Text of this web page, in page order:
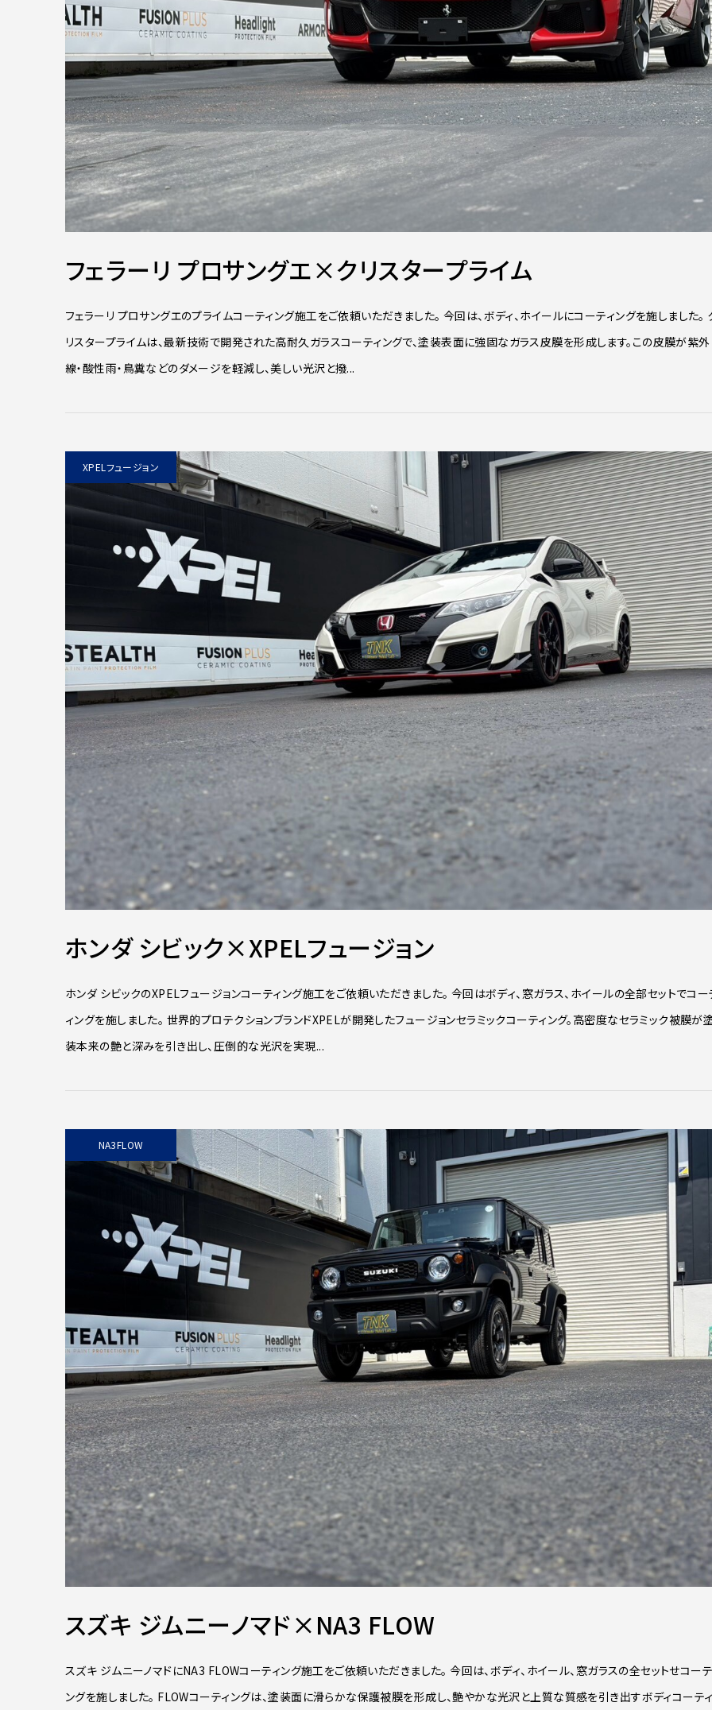
フェラーリ プロサングエ×クリスタープライム
フェラーリ プロサングエのプライムコーティング施工をご依頼いただきました。 今回は、ボディ、ホイールにコーティングを施しました。
リスタープライムは、最新技術で開発された高耐久ガラスコーティングで、塗装表面に強固なガラス皮膜を形成します。この皮膜が紫外
線・酸性雨・鳥糞などのダメージを軽減し、美しい光沢と撥...
XPELフュージョン
ホンダ シビック×XPELフュージョン
ホンダ シビックのXPELフュージョンコーティング施工をご依頼いただきました。 今回はボディ、窓ガラス、ホイールの全部セットでコ
ィングを施しました。 世界的プロテクションブランドXPELが開発したフュージョンセラミックコーティング。高密度なセラミック被膜が
装本来の艶と深みを引き出し、圧倒的な光沢を実現...
NA3FLOW
スズキ ジムニーノマド×NA3 FLOW
スズキ ジムニーノマドにNA3 FLOWコーティング施工をご依頼いただきました。 今回は、ボディ、ホイール、窓ガラスの全セットせコー
ングを施しました。 FLOWコーティングは、塗装面に滑らかな保護被膜を形成し、艶やかな光沢と上質な質感を引き出すボディコーテ